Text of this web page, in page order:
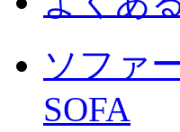
ソファ
SOFA